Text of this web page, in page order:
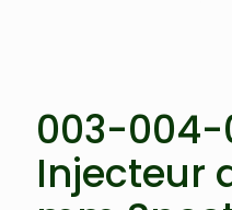
003-004-
Injecteur